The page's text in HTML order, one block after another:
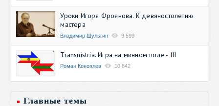
Уроки Игоря Фроянова. К девяностолетию
мастера
Владимир Шульгин 9 599
Transnistria. Игра на минном поле - III
Роман Коноплев 10 842
Главные темы